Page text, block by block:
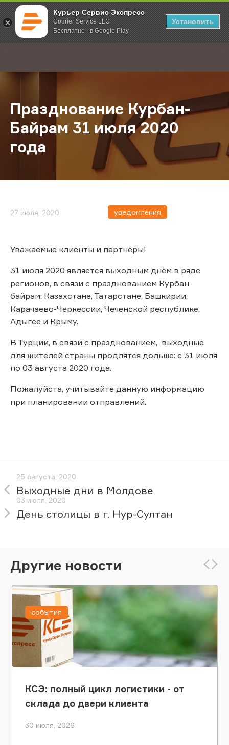
Курьер Сервис Экспресс
Courier Service LLC
Бесплатно - в Google Play
Установить
; Главная О компании Новости Празднование Курбан-Байрам 31
Празднование Курбан-
Байрам 31 июля 2020
года
27 июля, 2020 уведомления
Уважаемые клиенты и партнёры!
31 июля 2020 является выходным днём в ряде
регионов, в связи с празднованием Курбан-
байрам: Казахстане, Татарстане, Башкирии,
Карачаево-Черкессии, Чеченской республике,
Адыгее и Крыму.
В Турции, в связи с празднованием, выходные
для жителей страны продлятся дольше: с 31 июля
по 03 августа 2020 года.
Пожалуйста, учитывайте данную информацию
при планировании отправлений.
25 августа, 2020
Выходные дни в Молдове
03 июля, 2020
День столицы в г. Нур-Султан
Другие новости
КСЭ: полный цикл логистики - от
склада до двери клиента
30 июля, 2026
события